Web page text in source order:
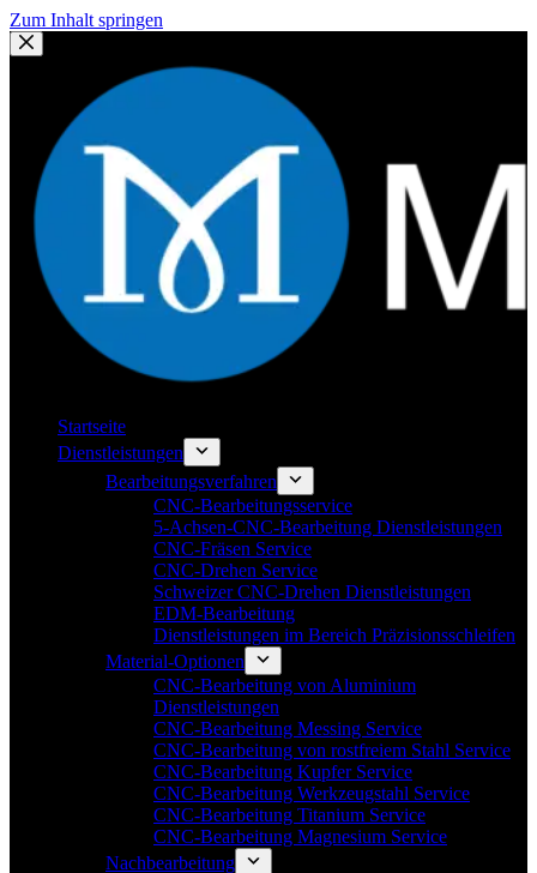
Zum Inhalt springen
Startseite
Dienstleistungen
Bearbeitungsverfahren
CNC-Bearbeitungsservice
5-Achsen-CNC-Bearbeitung Dienstleistungen
CNC-Fräsen Service
CNC-Drehen Service
Schweizer CNC-Drehen Dienstleistungen
EDM-Bearbeitung
Dienstleistungen im Bereich Präzisionsschleifen
Material-Optionen
CNC-Bearbeitung von Aluminium
Dienstleistungen
CNC-Bearbeitung Messing Service
CNC-Bearbeitung von rostfreiem Stahl Service
CNC-Bearbeitung Kupfer Service
CNC-Bearbeitung Werkzeugstahl Service
CNC-Bearbeitung Titanium Service
CNC-Bearbeitung Magnesium Service
Nachbearbeitung